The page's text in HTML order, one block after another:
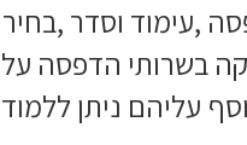
,עימוד וסדר
בשרותי הדפסה
עליהם ניתן